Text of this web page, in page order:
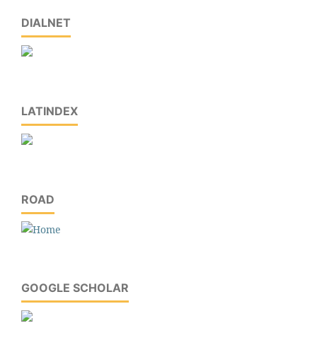
DIALNET
LATINDEX
ROAD
GOOGLE SCHOLAR